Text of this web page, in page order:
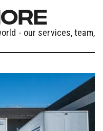
- our services, team,